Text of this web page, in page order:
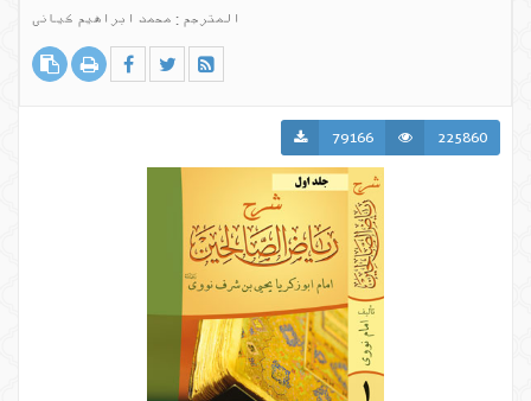
المترجم : محمد ابراهیم کیانی
79166 225860